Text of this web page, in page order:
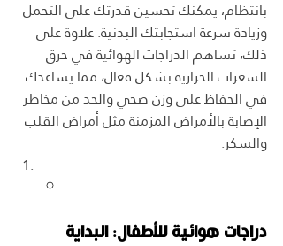
بانتظام، يمكنك تحسين قدرتك على التحمل
وزيادة سرعة استجابتك البدنية. علاوة على
ذلك، تساهم الدراجات الهوائية في حرق
السعرات الحرارية بشكل فعال، مما يساعدك
في الحفاظ على وزن صحي والحد من مخاطر
الإصابة بالأمراض المزمنة مثل أمراض القلب
والسكر.
دراجات هوائية للأطفال: البداية